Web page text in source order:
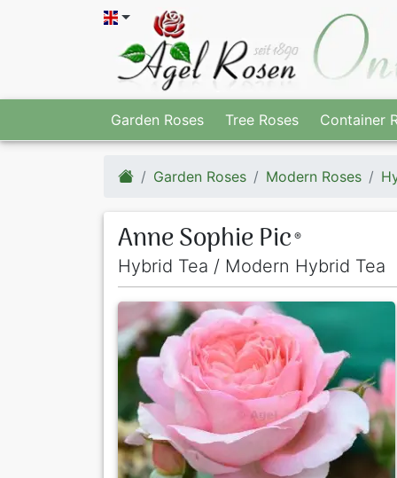
Garden Roses Tree Roses Container
Garden Roses Modern Roses
Anne Sophie Pic ®
Hybrid Tea / Modern Hybrid Tea